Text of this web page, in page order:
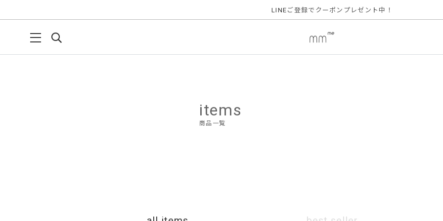
LINE ご登録でクーポンプレゼント中！
items
商品一覧